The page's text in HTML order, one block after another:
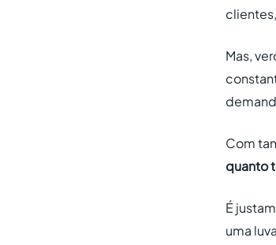
Mas,
Com
quanto
É
uma